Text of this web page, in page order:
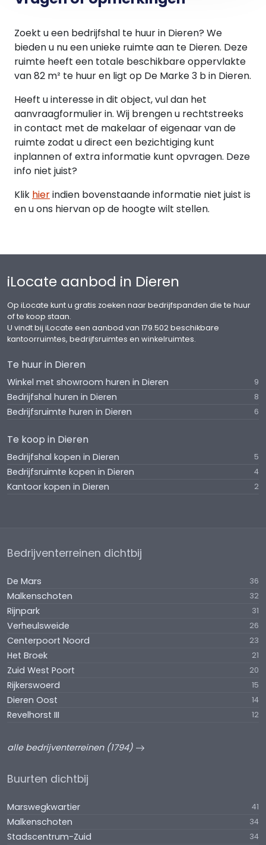
Zoekt u een bedrijfshal te huur in Dieren? We
bieden u nu een unieke ruimte aan te Dieren. Deze
ruimte heeft een totale beschikbare oppervlakte
van 82 m² te huur en ligt op De Marke 3 b in Dieren.
Heeft u interesse in dit object, vul dan het
aanvraagformulier in. Wij brengen u rechtstreeks
in contact met de makelaar of eigenaar van de
ruimte zodat u direct een bezichtiging kunt
inplannen of extra informatie kunt opvragen. Deze
info niet juist?
Klik hierindien bovenstaande informatie niet juist is
en u ons hiervan op de hoogte wilt stellen.
iLocate aanbod in Dieren
Op iLocate kunt u gratis zoeken naar bedrijfspanden die te huur
of te koop staan.
U vindt bij iLocate een aanbod van 179.502 beschikbare
kantoorruimtes, bedrijfsruimtes en winkelruimtes.
Te huur in Dieren
Winkel met showroom huren in Dieren 9
Bedrijfshal huren in Dieren 8
Bedrijfsruimte huren in Dieren 6
Te koop in Dieren
Bedrijfshal kopen in Dieren 5
Bedrijfsruimte kopen in Dieren 4
Kantoor kopen in Dieren 2
Bedrijventerreinen dichtbij
De Mars 36
Malkenschoten 32
Rijnpark 31
Verheulsweide 26
Centerpoort Noord 23
Het Broek 21
Zuid West Poort 20
Rijkerswoerd 15
Dieren Oost 14
Revelhorst III 12
alle bedrijventerreinen (1794)
Buurten dichtbij
Marswegkwartier 41
Malkenschoten 34
Stadscentrum-Zuid 34